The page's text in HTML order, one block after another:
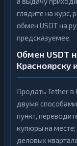
глядите на курс,
обмен USDT на
предсказуемее.
Обмен USDT
Красноярску
Продать Tether в
двумя
пункт,
купюры на
деловых